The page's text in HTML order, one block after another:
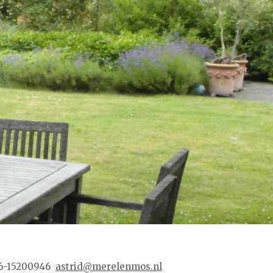
15200946 astrid@merelenmos.nl